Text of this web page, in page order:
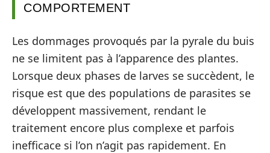
COMPORTEMENT
Les dommages provoqués par la pyrale du buis
ne se limitent pas à l’apparence des plantes.
Lorsque deux phases de larves se succèdent, le
risque est que des populations de parasites se
développent massivement, rendant le
traitement encore plus complexe et parfois
inefficace si l’on n’agit pas rapidement. En